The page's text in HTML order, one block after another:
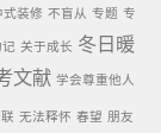
式装修 不盲从 专题 专
记 关于成长 冬日暖
文献 学会尊重他人
无法释怀 春望 朋友